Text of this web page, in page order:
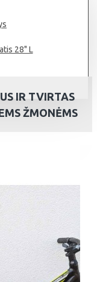
28" L
IR TVIRTAS
ŽMONĖMS